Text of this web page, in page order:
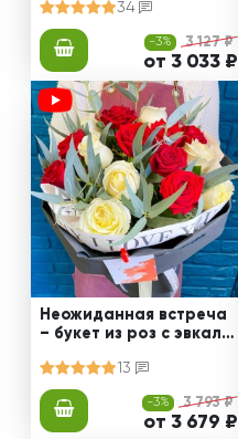
34
-3% 3 127 ₽
от 3 033 ₽
Неожиданная встреча
– букет из роз с эвкали
13
-3% 3 793 ₽
от 3 679 ₽